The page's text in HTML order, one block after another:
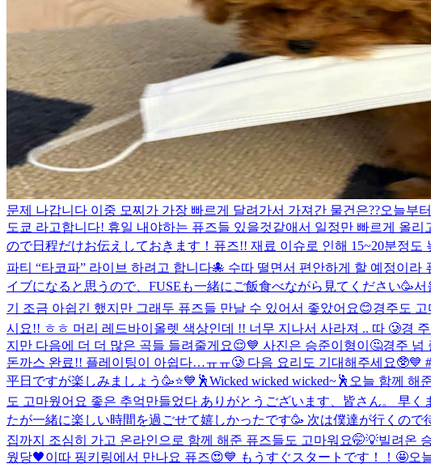
문제 나갑니다 이중 모찌가 가장 빠르게 달려가서 가져간 물건은??오늘부
도쿄 라고합니다! 휴일 내야하는 퓨즈들 있을것같애서 일정만 빠르게 올
ので日程だけお伝えしておきます！ 퓨즈!! 재료 이슈로 인해 15~20분정도
파티 “타코파” 라이브 하려고 합니다🐙 수따 떨면서 편안하게 할 예정이
イブになると思うので、FUSEも一緒にご飯食べながら見てください🥳서
기 조금 아쉽긴 했지만 그래두 퓨즈들 만날 수 있어서 좋았어요😊경주도
시요!! ㅎㅎ 머리 레드바이올렛 색상인데 !! 너무 지나서 사라져 .. 따 🥲경
지만 다음에 더 더 많은 곡들 들려줄게요😌💙 사진은 승준이형이🤔경주 넘
돈까스 완료!! 플레이팅이 아쉽다…ㅠㅠ🥲 다음 요리도 기대해주세요🥸💙
平日ですが楽しみましょう🥳⭐️💙 🕺Wicked wicked wicked~🕺 오늘 함께 해
도 고마웠어요 좋은 추억만들었다 ありがとうございます、皆さん。 早く
たが一緒に楽しい時間を過ごせて嬉しかったです🥳 次は僕達が行くの
집까지 조심히 가고 온라인으로 함께 해준 퓨즈들도 고마워요🤭💡빌려온
웠당🖤이따 핑키링에서 만나요 퓨즈😍💙 もうすぐスタートです！！🤩오